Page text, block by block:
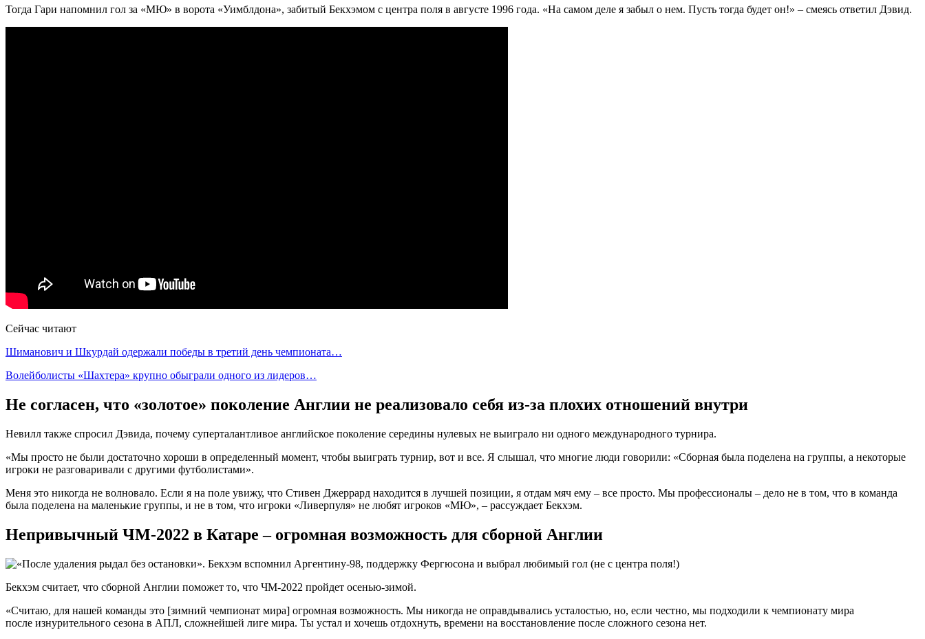
Тогда Гари напомнил гол за «МЮ» в ворота «Уимблдона», забитый Бекхэмом с центра поля в августе 1996 года. «На самом деле я забыл о нем. Пусть тогда будет он!» – смеясь ответил Дэвид.
Сейчас читают
Шиманович и Шкурдай одержали победы в третий день чемпионата…
Волейболисты «Шахтера» крупно обыграли одного из лидеров…
Не согласен, что «золотое» поколение Англии не реализовало себя из-за плохих отношений внутри
Невилл также спросил Дэвида, почему суперталантливое английское поколение середины нулевых не выиграло ни одного международного турнира.
«Мы просто не были достаточно хороши в определенный момент, чтобы выиграть турнир, вот и все. Я слышал, что многие люди говорили: «Сборная была поделена на группы, а некоторые
игроки не разговаривали с другими футболистами».
Меня это никогда не волновало. Если я на поле увижу, что Стивен Джеррард находится в лучшей позиции, я отдам мяч ему – все просто. Мы профессионалы – дело не в том, что в команда
была поделена на маленькие группы, и не в том, что игроки «Ливерпуля» не любят игроков «МЮ», – рассуждает Бекхэм.
Непривычный ЧМ-2022 в Катаре – огромная возможность для сборной Англии
Бекхэм считает, что сборной Англии поможет то, что ЧМ-2022 пройдет осенью-зимой.
«Считаю, для нашей команды это [зимний чемпионат мира] огромная возможность. Мы никогда не оправдывались усталостью, но, если честно, мы подходили к чемпионату мира
после изнурительного сезона в АПЛ, сложнейшей лиге мира. Ты устал и хочешь отдохнуть, времени на восстановление после сложного сезона нет.